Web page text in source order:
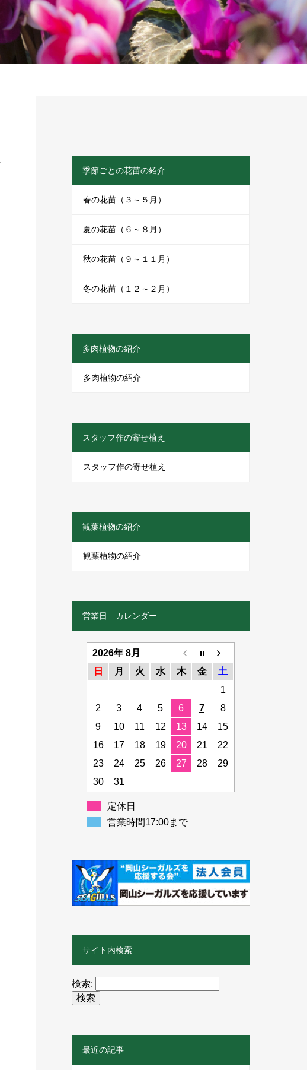
季節ごとの花苗の紹介
春の花苗（３～５月）
夏の花苗（６～８月）
秋の花苗（９～１１月）
冬の花苗（１２～２月）
多肉植物の紹介
多肉植物の紹介
スタッフ作の寄せ植え
スタッフ作の寄せ植え
観葉植物の紹介
観葉植物の紹介
営業日 カレンダー
2026年 8月
日
月 火 水 木 金
土
1
2
3 4 5 6 7
8
9
10 11 12 13 14
15
16
17 18 19 20 21
22
23
24 25 26 27 28
29
30
31
定休日
営業時間17:00まで
サイト内検索
検索:
最近の記事